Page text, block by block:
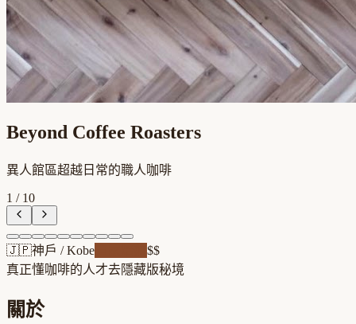
Beyond Coffee Roasters
異人館區超越日常的職人咖啡
1 / 10
🇯🇵神戶 /Kobe
$$
真正懂咖啡的人才去隱藏版秘境
關於